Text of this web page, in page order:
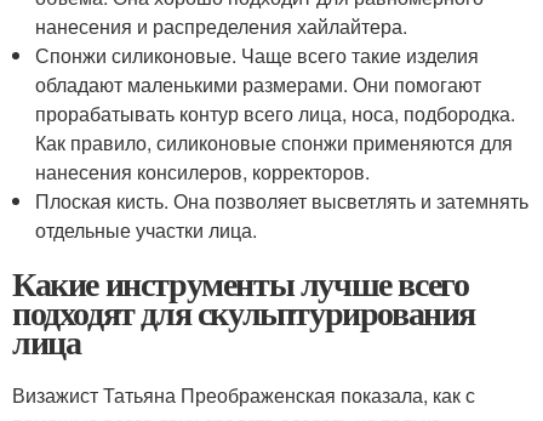
нанесения и распределения хайлайтера.
Спонжи силиконовые. Чаще всего такие изделия
обладают маленькими размерами. Они помогают
прорабатывать контур всего лица, носа, подбородка.
Как правило, силиконовые спонжи применяются для
нанесения консилеров, корректоров.
Плоская кисть. Она позволяет высветлять и затемнять
отдельные участки лица.
Какие инструменты лучше всего
подходят для скульптурирования
лица
Визажист Татьяна Преображенская показала, как с